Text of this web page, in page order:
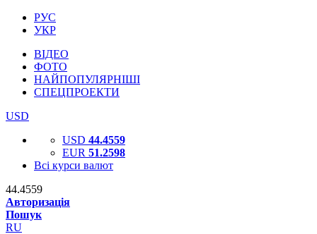
РУС
УКР
ВІДЕО
ФОТО
НАЙПОПУЛЯРНІШІ
СПЕЦПРОЕКТИ
USD
USD 44.4559
EUR 51.2598
Всі курси валют
44.4559
Авторизація
Пошук
RU